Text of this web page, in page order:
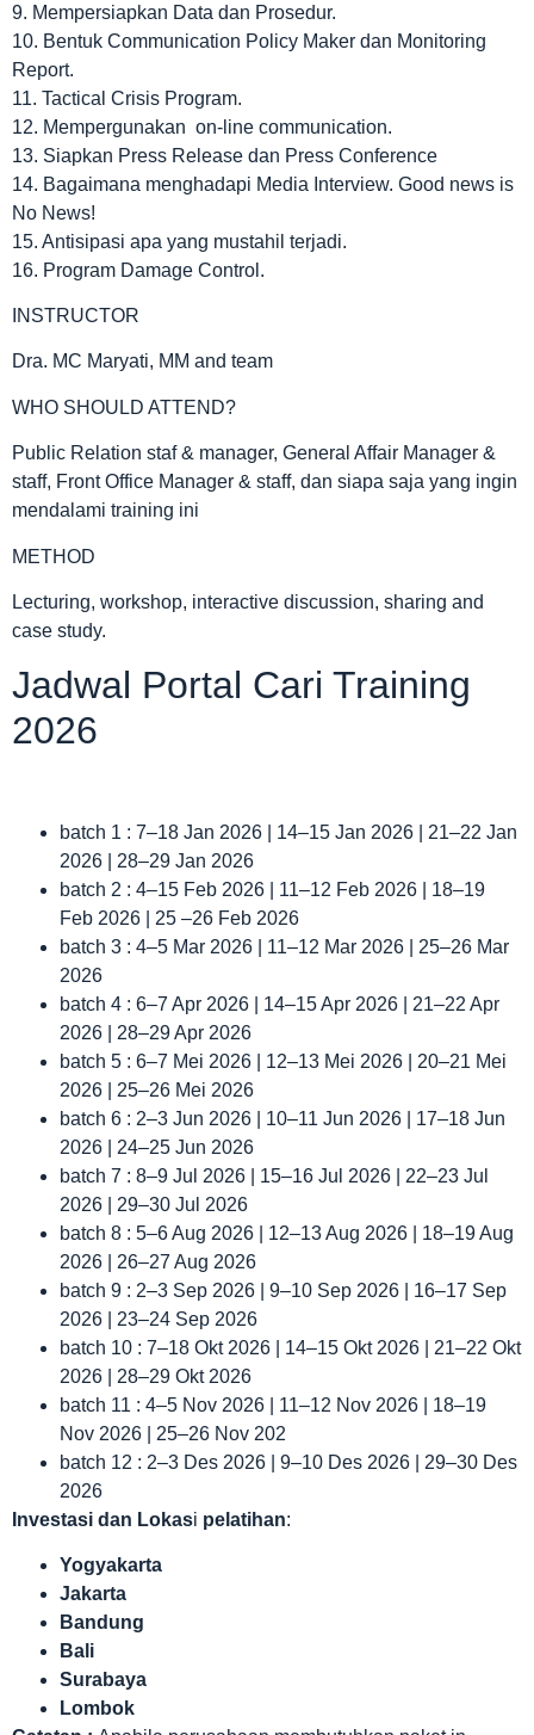
9. Mempersiapkan Data dan Prosedur.
10. Bentuk Communication Policy Maker dan Monitoring
Report.
11. Tactical Crisis Program.
12. Mempergunakan on-line communication.
13. Siapkan Press Release dan Press Conference
14. Bagaimana menghadapi Media Interview. Good news is
No News!
15. Antisipasi apa yang mustahil terjadi.
16. Program Damage Control.
INSTRUCTOR
Dra. MC Maryati, MM and team
WHO SHOULD ATTEND?
Public Relation staf & manager, General Affair Manager &
staff, Front Office Manager & staff, dan siapa saja yang ingin
mendalami training ini
METHOD
Lecturing, workshop, interactive discussion, sharing and
case study.
Jadwal Portal Cari Training
2026
batch 1 : 7–18 Jan 2026 | 14–15 Jan 2026 | 21–22 Jan
2026 | 28–29 Jan 2026
batch 2 : 4–15 Feb 2026 | 11–12 Feb 2026 | 18–19
Feb 2026 | 25 –26 Feb 2026
batch 3 : 4–5 Mar 2026 | 11–12 Mar 2026 | 25–26 Mar
2026
batch 4 : 6–7 Apr 2026 | 14–15 Apr 2026 | 21–22 Apr
2026 | 28–29 Apr 2026
batch 5 : 6–7 Mei 2026 | 12–13 Mei 2026 | 20–21 Mei
2026 | 25–26 Mei 2026
batch 6 : 2–3 Jun 2026 | 10–11 Jun 2026 | 17–18 Jun
2026 | 24–25 Jun 2026
batch 7 : 8–9 Jul 2026 | 15–16 Jul 2026 | 22–23 Jul
2026 | 29–30 Jul 2026
batch 8 : 5–6 Aug 2026 | 12–13 Aug 2026 | 18–19 Aug
2026 | 26–27 Aug 2026
batch 9 : 2–3 Sep 2026 | 9–10 Sep 2026 | 16–17 Sep
2026 | 23–24 Sep 2026
batch 10 : 7–18 Okt 2026 | 14–15 Okt 2026 | 21–22 Okt
2026 | 28–29 Okt 2026
batch 11 : 4–5 Nov 2026 | 11–12 Nov 2026 | 18–19
Nov 2026 | 25–26 Nov 202
batch 12 : 2–3 Des 2026 | 9–10 Des 2026 | 29–30 Des
2026
Investasi dan Lokasi pelatihan:
Yogyakarta
Jakarta
Bandung
Bali
Surabaya
Lombok